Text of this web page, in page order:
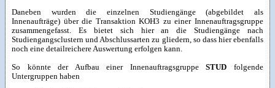
Daneben wurden die einzelnen Studiengänge (abgebildet als
Innenaufträge) über die Transaktion KOH3 zu einer Innenauftragsgruppe
zusammengefasst. Es bietet sich hier an die Studiengänge nach
Studiengangsclustern und Abschlussarten zu gliedern, so dass hier ebenfalls
noch eine detailreichere Auswertung erfolgen kann.
So könnte der Aufbau einer InnenauftragsgruppeSTUD folgende
Untergruppen haben